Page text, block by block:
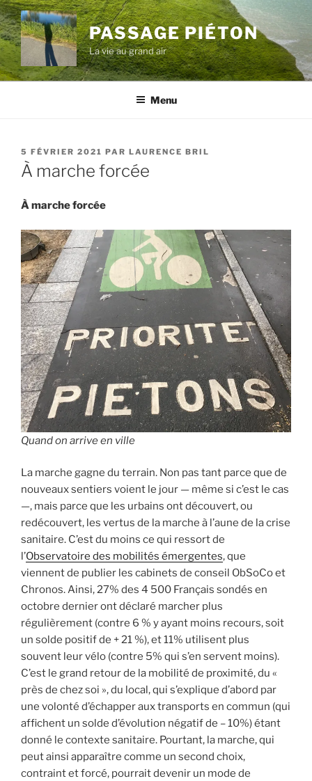
Aller
au
contenu
principal
PASSAGE PIÉTON
La vie au grand air
Menu
PUBLIÉ
LE
5 FÉVRIER 2021 PAR LAURENCE BRIL
À marche forcée
À marche forcée
Quand on arrive en ville
La marche gagne du terrain. Non pas tant parce que de
nouveaux sentiers voient le jour — même si c’est le cas
—, mais parce que les urbains ont découvert, ou
redécouvert, les vertus de la marche à l’aune de la crise
sanitaire. C’est du moins ce qui ressort de
l’Observatoire des mobilités émergentes, que
viennent de publier les cabinets de conseil ObSoCo et
Chronos. Ainsi, 27% des 4 500 Français sondés en
octobre dernier ont déclaré marcher plus
régulièrement (contre 6 % y ayant moins recours, soit
un solde positif de + 21 %), et 11% utilisent plus
souvent leur vélo (contre 5% qui s’en servent moins).
C’est le grand retour de la mobilité de proximité, du «
près de chez soi », du local, qui s’explique d’abord par
une volonté d’échapper aux transports en commun (qui
affichent un solde d’évolution négatif de – 10%) étant
donné le contexte sanitaire. Pourtant, la marche, qui
peut ainsi apparaître comme un second choix,
contraint et forcé, pourrait devenir un mode de